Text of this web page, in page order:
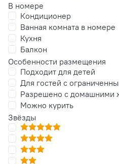
В номере
Кондиционер
Ванная комната в номере
Кухня
Балкон
Особенности размещения
Подходит для детей
Для гостей с
Разрешено с домашними
Можно курить
Звёзды